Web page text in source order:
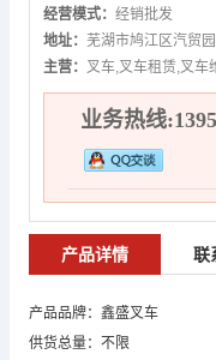
经营模式： 经销批发
地址： 芜湖市鸠江区汽贸
主营： 叉车,叉车租赁,叉车
业务热线
产品详情 联
产品品牌：鑫盛叉车
供货总量：不限